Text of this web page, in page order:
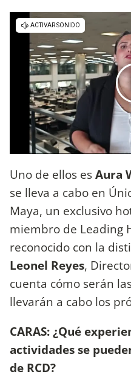
Uno de ellos esAura
se lleva a cabo en
Maya, un exclusivo
miembro de Leading
reconocido con la
Leonel Reyes,
cuenta cómo serán
llevarán a cabo los
CARAS: ¿Qué
actividades se
de RCD?